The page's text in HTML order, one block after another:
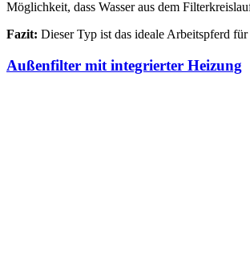
Möglichkeit, dass Wasser aus dem
Fazit: Dieser Typ ist das ideale Arbeitspferd
Außenfilter mit integrierter Heizung